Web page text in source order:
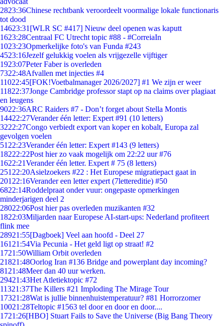
2823:36Chinese rechtbank veroordeelt voormalige lokale functionaris
tot dood
14623:31 [WLR SC #417] Nieuw deel openen was kaputt
1623:28Centraal FC Utrecht topic #88 - #CorreiaIn
1023:23Opmerkelijke foto's van Funda #243
4523:16Jezelf gelukkig voelen als vrijgezelle vijftiger
1923:07Peter Faber is overleden
7322:48Afvallen met injecties #4
11022:45[FOK!Voetbalmanager 2026/2027] #1 We zijn er weer
11822:37Jonge Cambridge professor stapt op na claims over plagiaat
en leugens
9022:36ARC Raiders #7 - Don’t forget about Stella Montis
14422:27Verander één letter: Expert #91 (10 letters)
3222:27Congo verbiedt export van koper en kobalt, Europa zal
gevolgen voelen
51 22:23Verander één letter: Expert #143 (9 letters)
18222:22Post hier zo vaak mogelijk om 22:22 uur #76
1622:21Verander één letter. Expert # 75 (8 letters)
251 22:20Asielzoekers #22 : Het Europese migratiepact gaat in
201 22:16Verander een letter expert (7lettereditie) #50
6822:14Roddelpraat onder vuur: ongepaste opmerkingen
minderjarigen deel 2
28022:06Post hier pas overleden muzikanten #32
1822:03Miljarden naar Europese AI-start-ups: Nederland profiteert
flink mee
28921:55[Dagboek] Veel aan hoofd - Deel 27
161 21:54Via Pecunia - Het geld ligt op straat! #2
1721:50William Orbit overleden
21821:48Oorlog Iran #136 Bridge and powerplant day incoming?
81 21:48Meer dan 40 uur werken.
29421:43Het Atletiektopic #72
11321:37The Killers #21 Imploding The Mirage Tour
17321:28Wat is jullie binnenhuistemperatuur? #81 Horrorzomer
10021:28Teltopic #1563 tel door en door en door....
1721:26[HBO] Stuart Fails to Save the Universe (Big Bang Theory